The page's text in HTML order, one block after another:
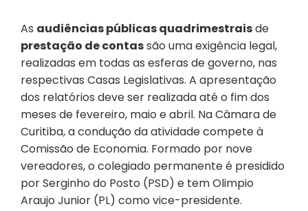
As audiências públicas quadrimestraisde
prestação de contassão uma exigência legal,
realizadas em todas as esferas de governo, nas
respectivas Casas Legislativas. A apresentação
dos relatórios deve ser realizada até o fim dos
meses de fevereiro, maio e abril. Na Câmara de
Curitiba, a condução da atividade compete à
Comissão de Economia. Formado por nove
vereadores, o colegiado permanente é presidido
por Serginho do Posto (PSD) e tem Olimpio
Araujo Junior (PL) como vice-presidente.